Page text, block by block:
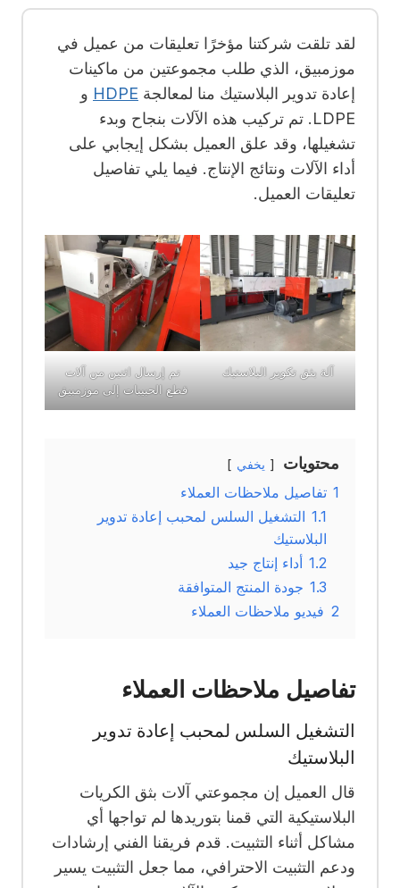
لقد تلقت شركتنا مؤخرًا تعليقات من عميل في
موزمبيق، الذي طلب مجموعتين من ماكينات
إعادة تدوير البلاستيك منا لمعالجة HDPE و
LDPE. تم تركيب هذه الآلات بنجاح وبدء
تشغيلها، وقد علق العميل بشكل إيجابي على
أداء الآلات ونتائج الإنتاج. فيما يلي تفاصيل
تعليقات العميل.
آلة بثق تكوير البلاستيك
تم إرسال اثنين من آلات
قطع الحبيبات إلى موزمبيق
محتويات يخفي
1 تفاصيل ملاحظات العملاء
1.1 التشغيل السلس لمحبب إعادة تدوير
البلاستيك
1.2 أداء إنتاج جيد
1.3 جودة المنتج المتوافقة
2 فيديو ملاحظات العملاء
تفاصيل ملاحظات العملاء
التشغيل السلس لمحبب إعادة تدوير
البلاستيك
قال العميل إن مجموعتي آلات بثق الكريات
البلاستيكية التي قمنا بتوريدها لم تواجها أي
مشاكل أثناء التثبيت. قدم فريقنا الفني إرشادات
ودعم التثبيت الاحترافي، مما جعل التثبيت يسير